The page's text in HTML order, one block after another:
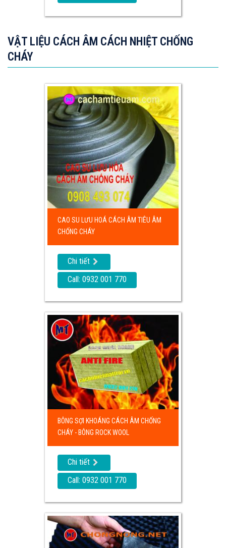
VẬT LIỆU CÁCH ÂM CÁCH NHIỆT CHỐNG
CHÁY
CAO SU LƯU HOÁ CÁCH ÂM TIÊU ÂM
CHỐNG CHÁY
Chi tiết
Call: 0932 001 770
BÔNG SỢI KHOÁNG CÁCH ÂM CHỐNG
CHÁY - BÔNG ROCK WOOL
Chi tiết
Call: 0932 001 770